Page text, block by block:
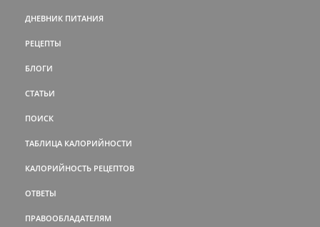
ДНЕВНИК ПИТАНИЯ
РЕЦЕПТЫ
БЛОГИ
СТАТЬИ
ПОИСК
ТАБЛИЦА КАЛОРИЙНОСТИ
КАЛОРИЙНОСТЬ РЕЦЕПТОВ
ОТВЕТЫ
ПРАВООБЛАДАТЕЛЯМ